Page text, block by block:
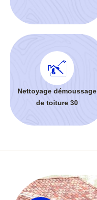
Nettoyage démoussage
de toiture 30